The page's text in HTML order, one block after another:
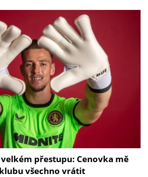
přestupu: Cenovka mě
všechno vrátit